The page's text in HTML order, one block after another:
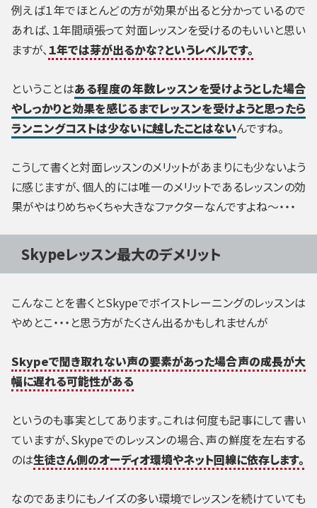
例えば１年でほとんどの方が効果が出ると分かっているので
あれば、１年間頑張って対面レッスンを受けるのもいいと思い
ますが、１年では芽が出るかな？というレベルです。
ということはある程度の年数レッスンを受けようとした場合
やしっかりと効果を感じるまでレッスンを受けようと思ったら
ランニングコストは少ないに越したことはないんですね。
こうして書くと対面レッスンのメリットがあまりにも少ないよう
に感じますが、個人的には唯一のメリットであるレッスンの効
果がやはりめちゃくちゃ大きなファクターなんですよね～・・・
Skypeレッスン最大のデメリット
こんなことを書くとSkypeでボイストレーニングのレッスンは
やめとこ・・・と思う方がたくさん出るかもしれませんが
Skypeで聞き取れない声の要素があった場合声の成長が大
幅に遅れる可能性がある
というのも事実としてあります。これは何度も記事にして書い
ていますが、Skypeでのレッスンの場合、声の鮮度を左右する
のは生徒さん側のオーディオ環境やネット回線に依存します。
なのであまりにもノイズの多い環境でレッスンを続けていても